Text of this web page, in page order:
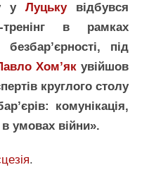
у Луцькувідбувся
тренінг в рамках
під
Хом’якувійшов
круглого столу
комунікація,
умовах війни».
.